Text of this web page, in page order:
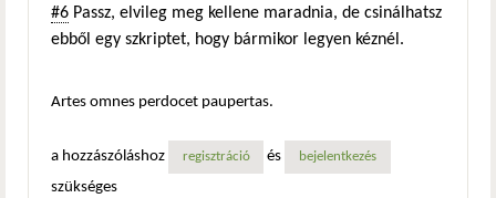
#6 Passz, elvileg meg kellene maradnia, de csinálhatsz
ebből egy szkriptet, hogy bármikor legyen kéznél.
Artes omnes perdocet paupertas.
a hozzászóláshoz regisztráció és bejelentkezés
szükséges